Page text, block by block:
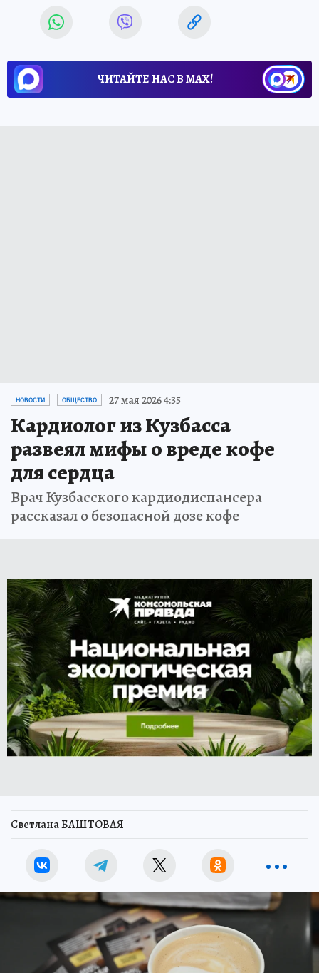
ЧИТАЙТЕ НАС В МАХ!
НОВОСТИ ОБЩЕСТВО 27 мая 2026 4:35
Кардиолог из Кузбасса
развеял мифы о вреде кофе
для сердца
Врач Кузбасского кардиодиспансера
рассказал о безопасной дозе кофе
Светлана БАШТОВАЯ